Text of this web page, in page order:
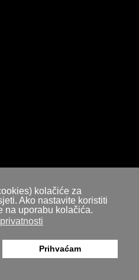
kolačiće za
Ako nastavite koristiti
na uporabu kolačića.
Prihvaćam